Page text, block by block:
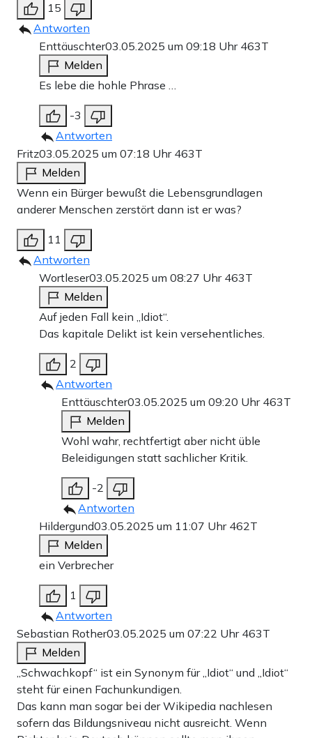
15
Antworten
Enttäuschter03.05.2025 um 09:18 Uhr 463T
Melden
Es lebe die hohle Phrase …
-3
Antworten
Fritz03.05.2025 um 07:18 Uhr 463T
Melden
Wenn ein Bürger bewußt die Lebensgrundlagen
anderer Menschen zerstört dann ist er was?
11
Antworten
Wortleser03.05.2025 um 08:27 Uhr 463T
Melden
Auf jeden Fall kein „Idiot“.
Das kapitale Delikt ist kein versehentliches.
2
Antworten
Enttäuschter03.05.2025 um 09:20 Uhr 463T
Melden
Wohl wahr, rechtfertigt aber nicht üble
Beleidigungen statt sachlicher Kritik.
-2
Antworten
Hildergund03.05.2025 um 11:07 Uhr 462T
Melden
ein Verbrecher
1
Antworten
Sebastian Rother03.05.2025 um 07:22 Uhr 463T
Melden
„Schwachkopf“ ist ein Synonym für „Idiot“ und „Idiot“
steht für einen Fachunkundigen.
Das kann man sogar bei der Wikipedia nachlesen
sofern das Bildungsniveau nicht ausreicht. Wenn